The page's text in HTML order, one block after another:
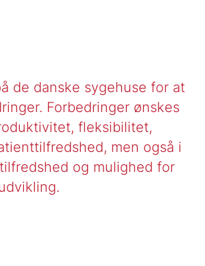
de danske sygehuse for at
Forbedringer ønskes
fleksibilitet,
men også i
og mulighed for